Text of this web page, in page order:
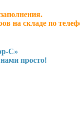
на складе по
С»
просто!